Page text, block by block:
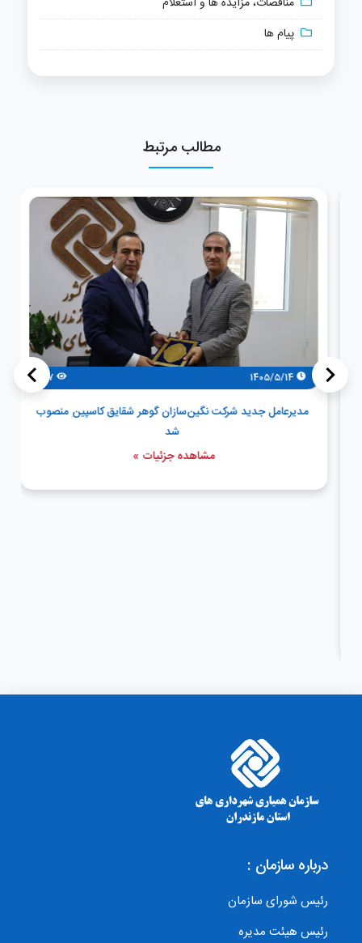
پیام ها
مطالب مرتبط
1405/5/14
47
مدیرعامل جدید شرکت نگین‌سازان گوهر شقایق کاسپین منصوب
شد
مشاهده جزئیات »
<
>
درباره سازمان :
رئیس شورای سازمان
رئیس هیئت مدیره